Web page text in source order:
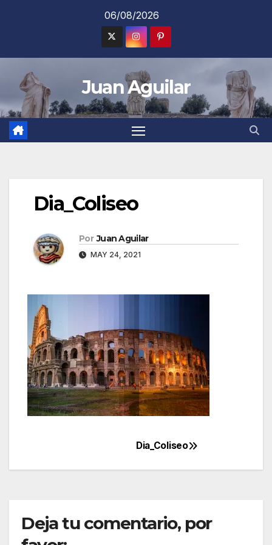
06/08/2026
Juan Aguilar
Dia_Coliseo
Por Juan Aguilar
MAY 24, 2021
de
Dia_Coliseo
Deja tu comentario, por